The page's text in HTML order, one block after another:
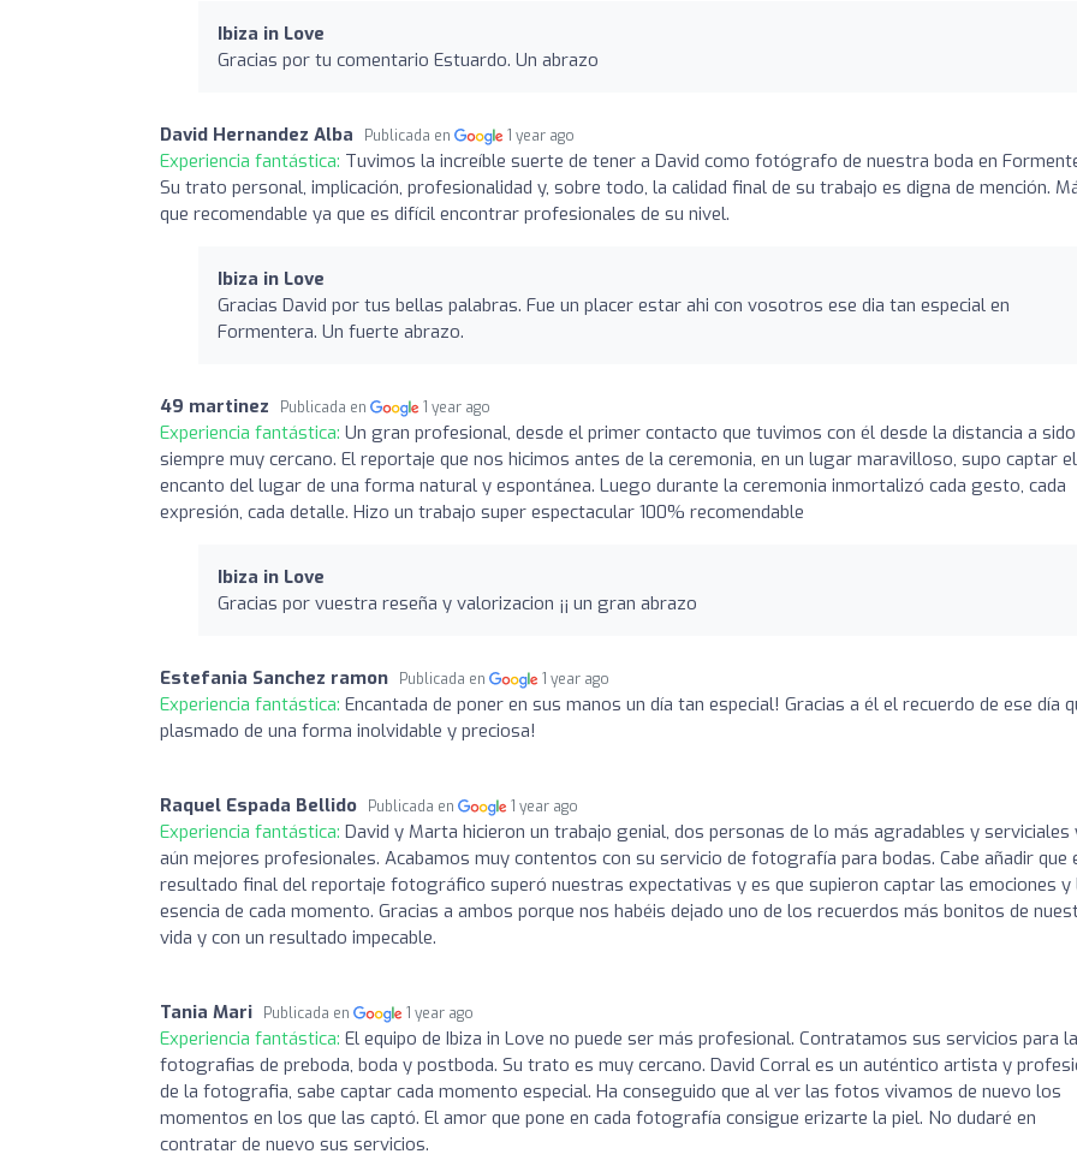
Ibiza in Love
Gracias por tu comentario Estuardo. Un abrazo
David Hernandez Alba Publicada en 1 year ago
Experiencia fantástica: Tuvimos la increíble suerte de tener a David como fotógrafo de nuestra boda en
Su trato personal, implicación, profesionalidad y, sobre todo, la calidad final de su trabajo es digna de mención.
que recomendable ya que es difícil encontrar profesionales de su nivel.
Ibiza in Love
Gracias David por tus bellas palabras. Fue un placer estar ahi con vosotros ese dia tan especial en
Formentera. Un fuerte abrazo.
49 martinez Publicada en 1 year ago
Experiencia fantástica: Un gran profesional, desde el primer contacto que tuvimos con él desde la distancia a sido
siempre muy cercano. El reportaje que nos hicimos antes de la ceremonia, en un lugar maravilloso, supo captar el
encanto del lugar de una forma natural y espontánea. Luego durante la ceremonia inmortalizó cada gesto, cada
expresión, cada detalle. Hizo un trabajo super espectacular 100% recomendable
Ibiza in Love
Gracias por vuestra reseña y valorizacion ¡¡ un gran abrazo
Estefania Sanchez ramon Publicada en 1 year ago
Experiencia fantástica: Encantada de poner en sus manos un día tan especial! Gracias a él el recuerdo de ese día
plasmado de una forma inolvidable y preciosa!
Raquel Espada Bellido Publicada en 1 year ago
Experiencia fantástica: David y Marta hicieron un trabajo genial, dos personas de lo más agradables y serviciales
aún mejores profesionales. Acabamos muy contentos con su servicio de fotografía para bodas. Cabe añadir que
resultado final del reportaje fotográfico superó nuestras expectativas y es que supieron captar las emociones y
esencia de cada momento. Gracias a ambos porque nos habéis dejado uno de los recuerdos más bonitos de
vida y con un resultado impecable.
Tania Mari Publicada en 1 year ago
Experiencia fantástica: El equipo de Ibiza in Love no puede ser más profesional. Contratamos sus servicios para
fotografias de preboda, boda y postboda. Su trato es muy cercano. David Corral es un auténtico artista y
de la fotografia, sabe captar cada momento especial. Ha conseguido que al ver las fotos vivamos de nuevo los
momentos en los que las captó. El amor que pone en cada fotografía consigue erizarte la piel. No dudaré en
contratar de nuevo sus servicios.